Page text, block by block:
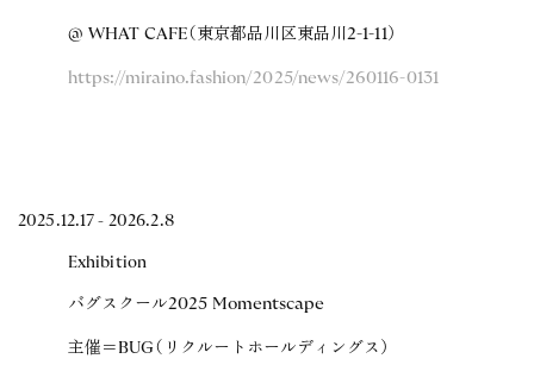
@ WHAT CAFE​（東京都品川区東品川2-1-11）​
https://miraino.fashion/2025/news/260116-0131
2025.12.17 - 2026.2.8
Exhibition
バグスクール2025 Momentscape
主催＝BUG（リクルートホールディングス）